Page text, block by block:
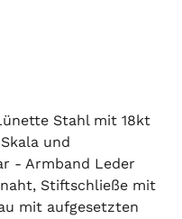
Stahl mit 18kt
und
- Armband Leder
Stiftschließe mit
mit aufgesetzten